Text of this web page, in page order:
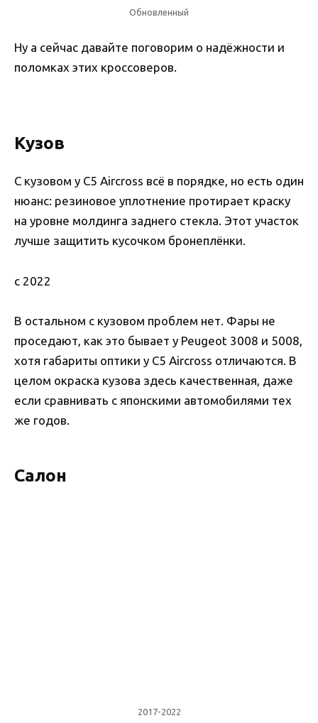
Обновленный
Ну а сейчас давайте поговорим о надёжности и
поломках этих кроссоверов.
Кузов
С кузовом у C5 Aircross всё в порядке, но есть один
нюанс: резиновое уплотнение протирает краску
на уровне молдинга заднего стекла. Этот участок
лучше защитить кусочком бронеплёнки.
с 2022
В остальном с кузовом проблем нет. Фары не
проседают, как это бывает у Peugeot 3008 и 5008,
хотя габариты оптики у C5 Aircross отличаются. В
целом окраска кузова здесь качественная, даже
если сравнивать с японскими автомобилями тех
же годов.
Салон
2017-2022